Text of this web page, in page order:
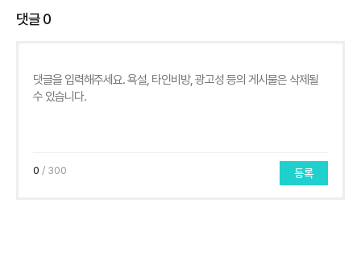
댓글0
0 / 300 등록